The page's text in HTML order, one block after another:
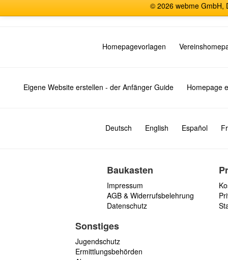
© 2026 webme GmbH,
Homepagevorlagen
Eigene Website erstellen - der Anfänger Guide Homepage
Deutsch English Español
Baukasten
Impressum
AGB & Widerrufsbelehrung
Datenschutz
Sonstiges
Jugendschutz
Ermittlungsbehörden